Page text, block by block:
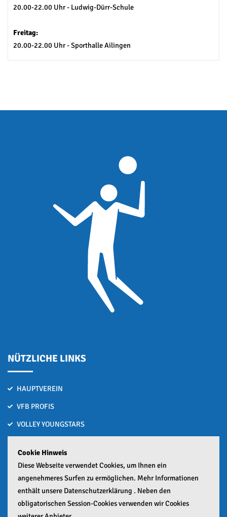
20.00-22.00 Uhr - Ludwig-Dürr-Schule
Freitag:
20.00-22.00 Uhr - Sporthalle Ailingen
NÜTZLICHE LINKS
HAUPTVEREIN
VFB PROFIS
VOLLEY YOUNGSTARS
Bronze nach Hitzeschlacht bei den Deutschen U15-Beachvolleyball
Meisterschaften
01. Juli 2026
Zwei Häfler lösen Ticket zur Deutschen Meisterschaft
Cookie Hinweis
Diese Webseite verwendet Cookies, um Ihnen ein
angenehmeres Surfen zu ermöglichen. Mehr Informationen
enthält unsere Datenschutzerklärung . Neben den
obligatorischen Session-Cookies verwenden wir Cookies